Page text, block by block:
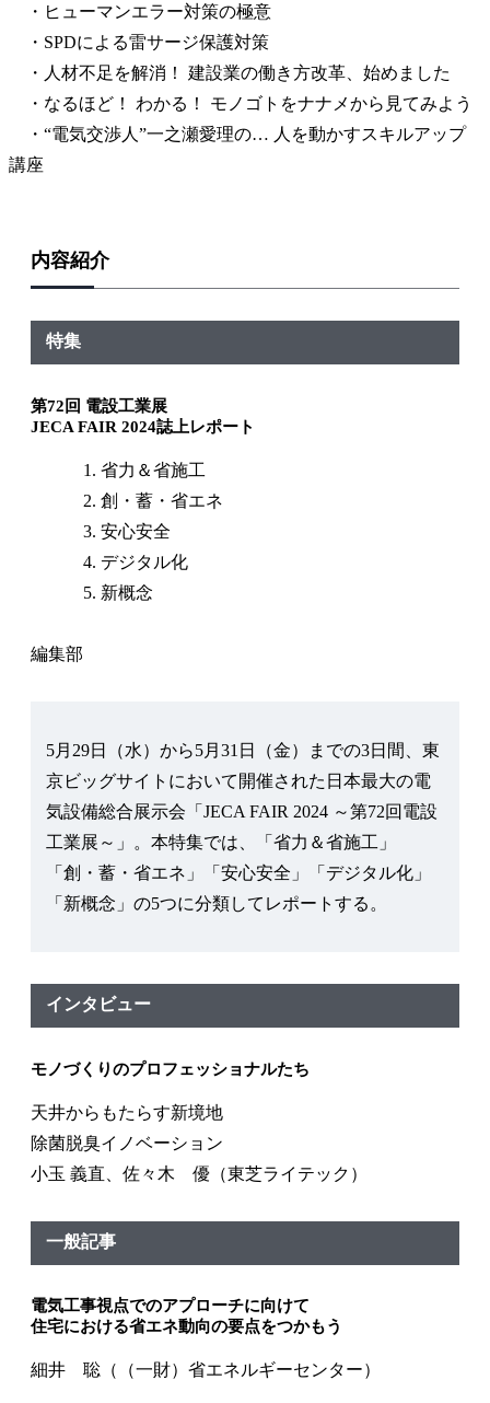
・ヒューマンエラー対策の極意
・SPDによる雷サージ保護対策
・人材不足を解消！ 建設業の働き方改革、始めました
・なるほど！ わかる！ モノゴトをナナメから見てみよう
・“電気交渉人”一之瀬愛理の… 人を動かすスキルアップ
講座
内容紹介
特集
第72回 電設工業展
JECA FAIR 2024誌上レポート
省力＆省施工
創・蓄・省エネ
安心安全
デジタル化
新概念
編集部
5月29日（水）から5月31日（金）までの3日間、東
京ビッグサイトにおいて開催された日本最大の電
気設備総合展示会「JECA FAIR 2024 ～第72回電設
工業展～」。本特集では、「省力＆省施工」
「創・蓄・省エネ」「安心安全」「デジタル化」
「新概念」の5つに分類してレポートする。
インタビュー
モノづくりのプロフェッショナルたち
天井からもたらす新境地
除菌脱臭イノベーション
小玉 義直、佐々木 優（東芝ライテック）
一般記事
電気工事視点でのアプローチに向けて
住宅における省エネ動向の要点をつかもう
細井 聡（（一財）省エネルギーセンター）